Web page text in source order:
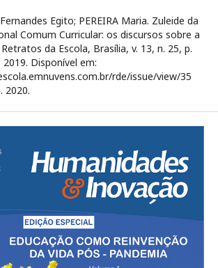
Egito; PEREIRA Maria. Zuleide da
Comum Curricular: os discursos sobre a
da Escola, Brasília, v. 13, n. 25, p.
Disponível em:
rde/issue/view/35
2020.